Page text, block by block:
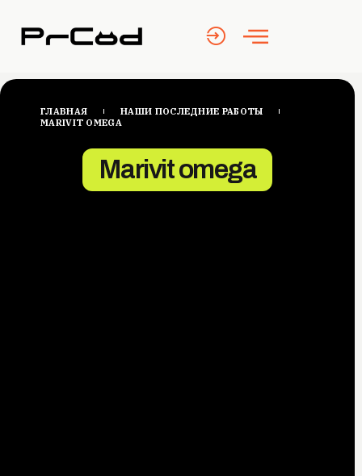
ГЛАВНАЯ
НАШИ ПОСЛЕДНИЕ РАБОТЫ
MARIVIT OMEGA
Marivit omega